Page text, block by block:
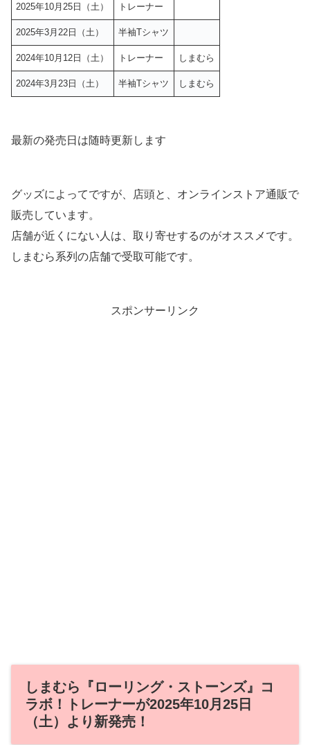
2025年10月25日（土） トレーナー
2025年3月22日（土） 半袖Tシャツ
2024年10月12日（土） トレーナー しまむら
2024年3月23日（土） 半袖Tシャツ しまむら
最新の発売日は随時更新します
グッズによってですが、店頭と、オンラインストア通販で
販売しています。
店舗が近くにない人は、取り寄せするのがオススメです。
しまむら系列の店舗で受取可能です。
スポンサーリンク
しまむら『ローリング・ストーンズ』コ
ラボ！トレーナーが2025年10月25日
（土）より新発売！